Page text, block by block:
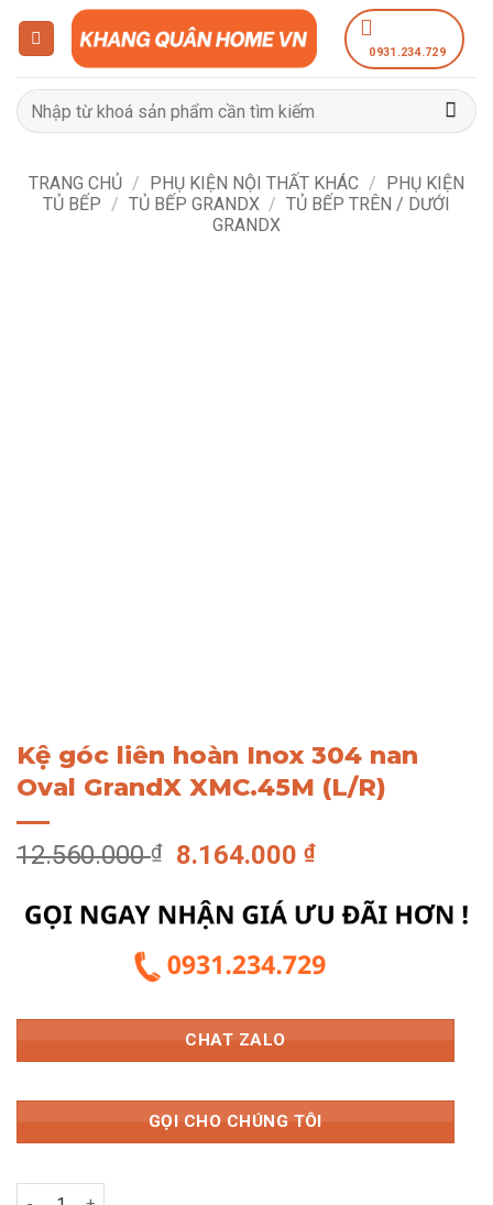
dung
0931.234.729
Tìm
kiếm:
TRANG CHỦ / PHỤ KIỆN NỘI THẤT KHÁC / PHỤ KIỆN
TỦ BẾP / TỦ BẾP GRANDX / TỦ BẾP TRÊN / DƯỚI
GRANDX
Kệ góc liên hoàn Inox 304 nan
Oval GrandX XMC.45M (L/R)
12.560.000₫
Giá
là:
12.560.000 ₫.
8.164.000₫Giá
tại
là:
8.164.000 ₫.
CHAT ZALO
GỌI CHO CHÚNG TÔI
Kệ góc liên hoàn Inox 304 nan Oval GrandX XMC.45M (L/R) số